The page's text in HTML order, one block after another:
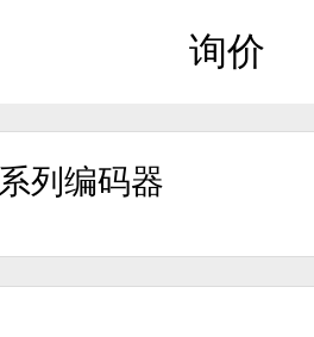
询价
列编码器